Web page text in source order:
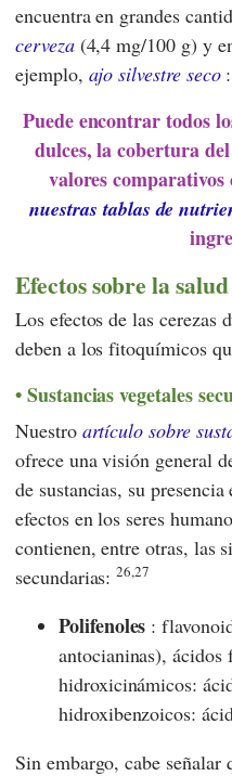
encuentra en grandes
cerveza(4,4 mg/100 g) y
ejemplo, ajo silvestre seco:
Puede encontrar todos
dulces, la cobertura
valores
nuestras tablas de
Efectos sobre la salud
Los efectos de las cerezas
deben a los fitoquímicos
Sustancias vegetales
Nuestro artículo sobre
ofrece una visión general
de sustancias, su
efectos en los seres
contienen, entre otras, las
secundarias:26,27
Polifenoles :
antocianinas), ácidos
hidroxicinámicos:
hidroxibenzoicos:
Sin embargo, cabe